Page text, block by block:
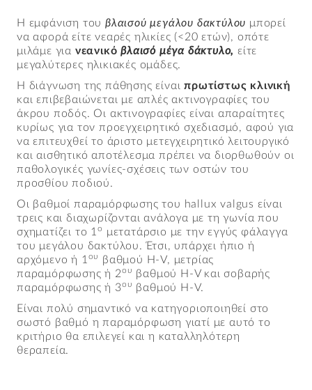
Η εμφάνιση τουβλαισού μεγάλου δακτύλου μπορεί
να αφορά είτε νεαρές ηλικίες (<20 ετών), οπότε
μιλάμε για νεανικόβλαισό μέγα δάκτυλο, είτε
μεγαλύτερες ηλικιακές ομάδες.
Η διάγνωση της πάθησης είναιπρωτίστως κλινική
και επιβεβαιώνεται με απλές ακτινογραφίες του
άκρου ποδός. Οι ακτινογραφίες είναι απαραίτητες
κυρίως για τον προεγχειρητικό σχεδιασμό, αφού για
να επιτευχθεί το άριστο μετεγχειρητικό λειτουργικό
και αισθητικό αποτέλεσμα πρέπει να διορθωθούν οι
παθολογικές γωνίες-σχέσεις των οστών του
προσθίου ποδιού.
Οι βαθμοί παραμόρφωσης του hallux valgus είναι
τρεις και διαχωρίζονται ανάλογα με τη γωνία που
σχηματίζει το 1ο
μετατάρσιο με την εγγύς φάλαγγα
του μεγάλου δακτύλου. Έτσι, υπάρχει ήπιο ή
αρχόμενο ή 1 ου
βαθμού H-V, μετρίας
παραμόρφωσης ή 2ου βαθμού H-V και σοβαρής
παραμόρφωσης ή 3ου βαθμού H-V.
Είναι πολύ σημαντικό να κατηγοριοποιηθεί στο
σωστό βαθμό η παραμόρφωση γιατί με αυτό το
κριτήριο θα επιλεγεί και η καταλληλότερη
θεραπεία.